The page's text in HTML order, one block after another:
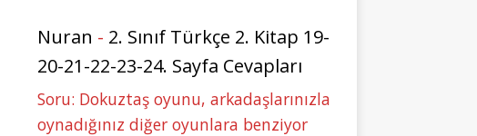
Nuran - 2. Sınıf Türkçe 2. Kitap 19-
20-21-22-23-24. Sayfa Cevapları
Soru: Dokuztaş oyunu, arkadaşlarınızla
oynadığınız diğer oyunlara benziyor